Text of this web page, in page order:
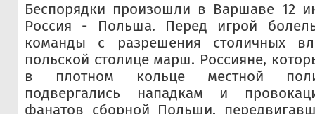
Беспорядки произошли в Варшаве 12
Россия - Польша. Перед игрой
команды с разрешения столичных
польской столице марш. Россияне,
в плотном кольце местной
подвергались нападкам и
фанатов сборной Польши,